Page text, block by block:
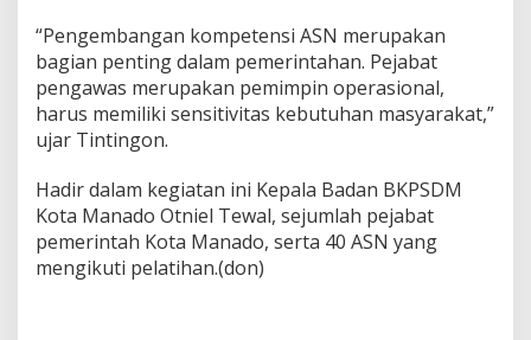
“Pengembangan kompetensi ASN merupakan
bagian penting dalam pemerintahan. Pejabat
pengawas merupakan pemimpin operasional,
harus memiliki sensitivitas kebutuhan masyarakat,”
ujar Tintingon.
Hadir dalam kegiatan ini Kepala Badan BKPSDM
Kota Manado Otniel Tewal, sejumlah pejabat
pemerintah Kota Manado, serta 40 ASN yang
mengikuti pelatihan.(don)